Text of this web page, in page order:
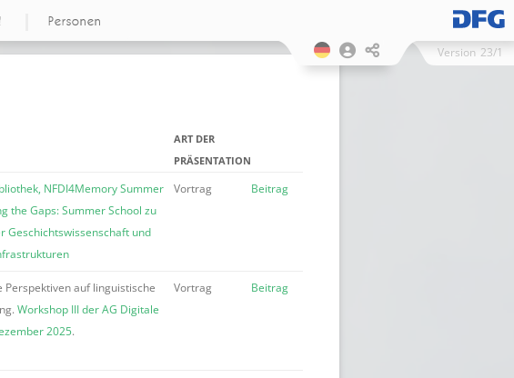
Personen
Version 23/1
ART DER
PRÄSENTATION
NFDI4Memory Summer
the Gaps: Summer School zu
Geschichtswissenschaft und
Vortrag Beitrag
Perspektiven auf linguistische
Workshop III der AG Digitale
2025.
Vortrag Beitrag